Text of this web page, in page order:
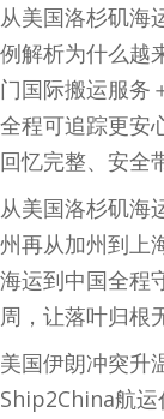
从美国洛杉矶海
例解析为什么越
门国际搬运服务
全程可追踪更安
回忆完整、安全
从美国洛杉矶海
州再从加州到上
海运到中国全程
周，让落叶归根
美国伊朗冲突升
Ship2China航